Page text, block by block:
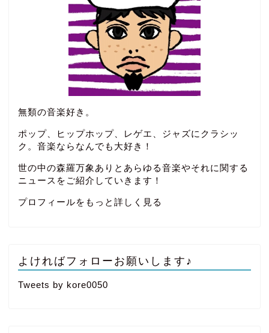
無類の音楽好き。
ポップ、ヒップホップ、レゲエ、ジャズにクラシッ
ク。音楽ならなんでも大好き！
世の中の森羅万象ありとあらゆる音楽やそれに関する
ニュースをご紹介していきます！
プロフィールをもっと詳しく見る
よければフォローお願いします♪
Tweets by kore0050